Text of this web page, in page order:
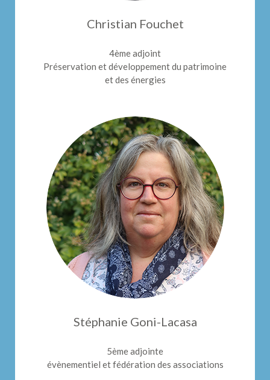
Christian Fouchet
4ème adjoint
Préservation et développement du patrimoine
et des énergies
Stéphanie Goni-Lacasa
5ème adjointe
évènementiel et fédération des associations